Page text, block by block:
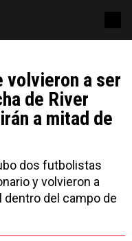
volvieron a ser
de River
a mitad de
dos futbolistas
y volvieron a
dentro del campo de